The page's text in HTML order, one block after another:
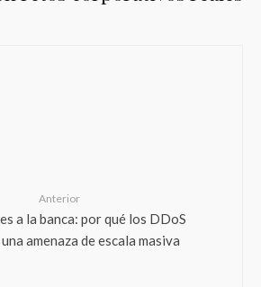
Anterior
a la banca: por qué los DDoS
amenaza de escala masiva